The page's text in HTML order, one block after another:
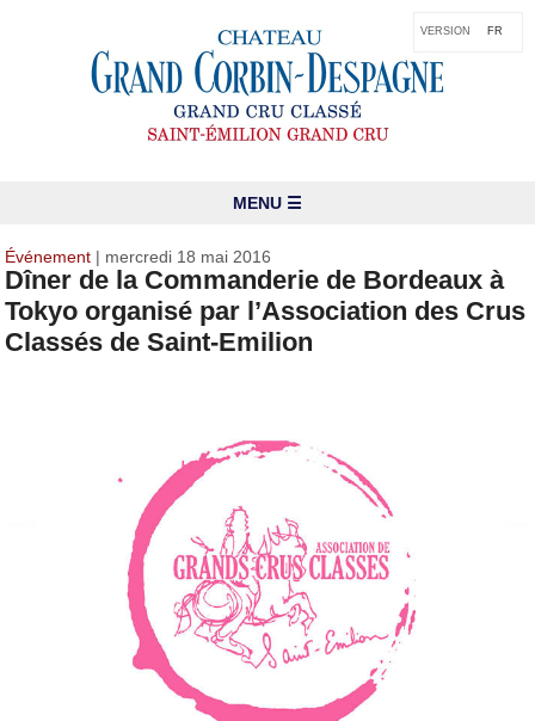
VERSION FR
MENU ☰
Événement | mercredi 18 mai 2016
Dîner de la Commanderie de Bordeaux à
Tokyo organisé par l’Association des Crus
Classés de Saint-Emilion